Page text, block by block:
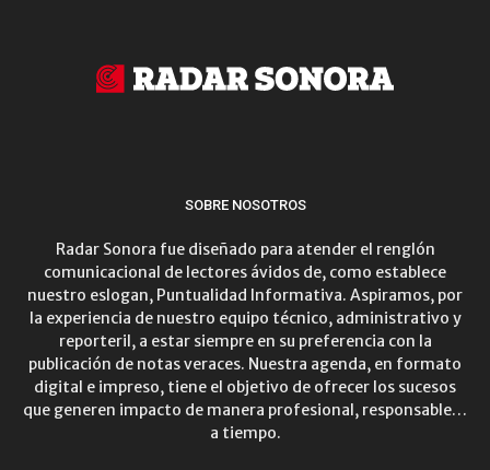
SOBRE NOSOTROS
Radar Sonora fue diseñado para atender el renglón
comunicacional de lectores ávidos de, como establece
nuestro eslogan, Puntualidad Informativa. Aspiramos, por
la experiencia de nuestro equipo técnico, administrativo y
reporteril, a estar siempre en su preferencia con la
publicación de notas veraces. Nuestra agenda, en formato
digital e impreso, tiene el objetivo de ofrecer los sucesos
que generen impacto de manera profesional, responsable…
a tiempo.